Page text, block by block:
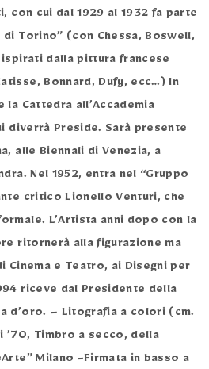
con cui dal 1929 al 1932 fa parte
Torino” (con Chessa, Boswell,
dalla pittura francese
Bonnard, Dufy, ecc…) In
Cattedra all’Accademia
diverrà Preside. Sarà presente
alle Biennali di Venezia, a
Nel 1952, entra nel “Gruppo
critico Lionello Venturi, che
L’Artista anni dopo con la
ritornerà alla figurazione ma
Cinema e Teatro, ai Disegni per
riceve dal Presidente della
d’oro. – Litografia a colori (cm.
’70, Timbro a secco, della
Milano -Firmata in basso a